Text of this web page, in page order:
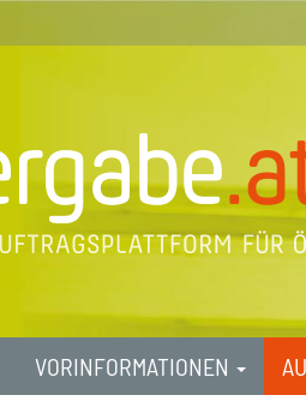
VORINFORMATIONEN